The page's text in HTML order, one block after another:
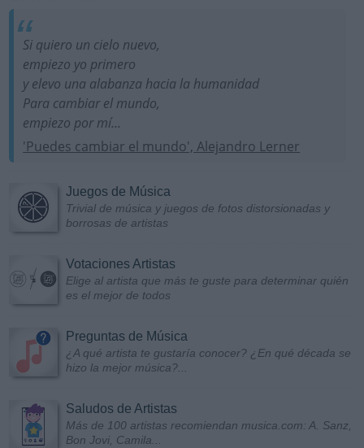
Si quiero un cielo nuevo,
empiezo yo primero
y elevo una alabanza hacia la humanidad
Para cambiar el mundo,
empiezo por mí...
'Puedes cambiar el mundo', Alejandro Lerner
Juegos de Música
Trivial de música y juegos de fotos distorsionadas y
borrosas de artistas
Votaciones Artistas
Elige al artista que más te guste para determinar quién
es el mejor de todos
Preguntas de Música
¿A qué artista te gustaría conocer? ¿En qué década se
hizo la mejor música?...
Saludos de Artistas
Más de 100 artistas recomiendan musica.com: A. Sanz,
Bon Jovi, Camila...